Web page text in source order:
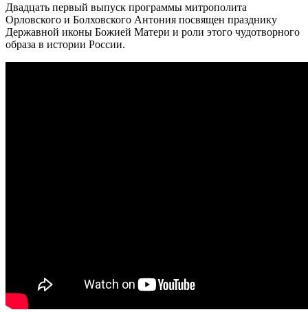
Двадцать первый выпуск программы митрополита
Орловского и Болховского Антония посвящен празднику
Державной иконы Божией Матери и роли этого чудотворного
образа в истории России.